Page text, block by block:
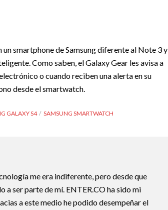
smartphone de Samsung diferente al Note 3 y
Como saben, el Galaxy Gear les avisa a
o cuando reciben una alerta en su
desde el smartwatch.
GALAXY S4 SAMSUNG SMARTWATCH
me era indiferente, pero desde que
a ser parte de mí. ENTER.CO ha sido mi
a este medio he podido desempeñar el